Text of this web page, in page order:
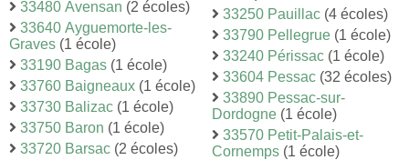
33480 Avensan (2 écoles)
33640 Ayguemorte-les-
Graves (1 école)
33190 Bagas (1 école)
33760 Baigneaux (1 école)
33730 Balizac (1 école)
33750 Baron (1 école)
33720 Barsac (2 écoles)
33250 Pauillac (4 écoles)
33790 Pellegrue (1 école)
33240 Périssac (1 école)
33604 Pessac (32 écoles)
33890 Pessac-sur-
Dordogne (1 école)
33570 Petit-Palais-et-
Cornemps (1 école)